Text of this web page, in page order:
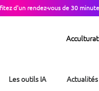
d'un rendez-vous de 30
Les outils IA